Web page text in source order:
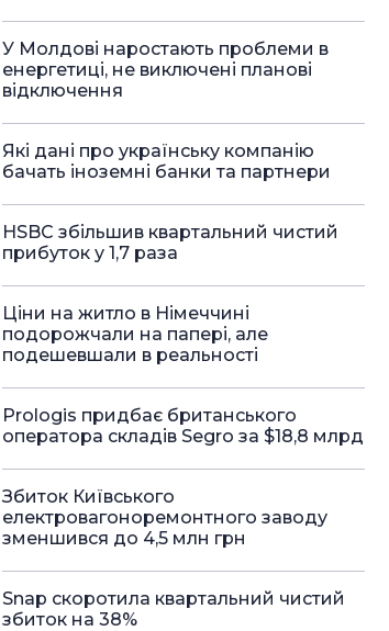
У Молдові наростають проблеми в
енергетиці, не виключені планові
відключення
Які дані про українську компанію
бачать іноземні банки та партнери
HSBC збільшив квартальний чистий
прибуток у 1,7 раза
Ціни на житло в Німеччині
подорожчали на папері, але
подешевшали в реальності
Prologis придбає британського
оператора складів Segro за $18,8 млрд
Збиток Київського
електровагоноремонтного заводу
зменшився до 4,5 млн грн
Snap скоротила квартальний чистий
збиток на 38%